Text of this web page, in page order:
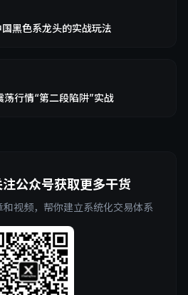
黑色系龙头的实战玩法
荡行情“第二段陷阱”实战
公众号获取更多干货
视频，帮你建立系统化交易体系